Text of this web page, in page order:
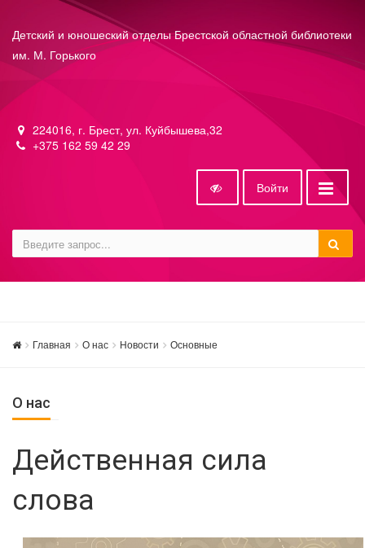
Детский и юношеский отделы Брестской областной библиотеки
им. М. Горького
224016, г. Брест, ул. Куйбышева,32
+375 162 59 42 29
Войти
Главная О нас Новости Основные
О нас
Действенная сила
слова